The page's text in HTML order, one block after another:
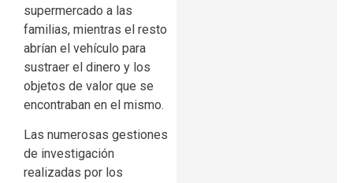
supermercado a las
familias, mientras el resto
abrían el vehículo para
sustraer el dinero y los
objetos de valor que se
encontraban en el mismo.
Las numerosas gestiones
de investigación
realizadas por los